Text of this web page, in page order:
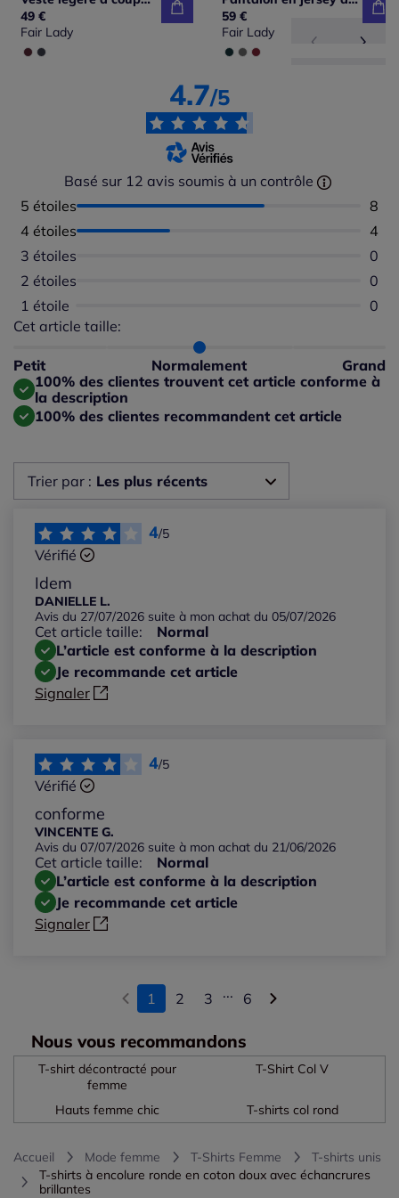
49 €
Fair Lady
59 €
Fair Lady
4.7/5
Basé sur 12 avis soumis à un contrôle
5 étoiles
8
4 étoiles
4
3 étoiles
0
2 étoiles
0
1 étoile
0
Cet article taille:
Petit Normalement Grand
Répartition du taillant selon les avis clients
Taille normalement : 100%
Taille grand : 0%
100% des clientes trouvent cet article conforme à
la description
100% des clientes recommandent cet article
Trier par : Les plus récents
Les plus récents
Les plus anciens
Notes les plus élevées
Notes les plus basses
4/5
Vérifié
Idem
DANIELLE L.
Avis du 27/07/2026 suite à mon achat du 05/07/2026
Cet article taille:
Normal
L’article est conforme à la description
Je recommande cet article
Signaler
4/5
Vérifié
conforme
VINCENTE G.
Avis du 07/07/2026 suite à mon achat du 21/06/2026
Cet article taille:
Normal
L’article est conforme à la description
Je recommande cet article
Signaler
1 2 3 ... 6
Nous vous recommandons
T-shirt décontracté pour
femme
T-Shirt Col V
Hauts femme chic T-shirts col rond
Accueil Mode femme T-Shirts Femme
T-shirts unis
T-shirts à encolure ronde en coton doux avec échancrures
brillantes